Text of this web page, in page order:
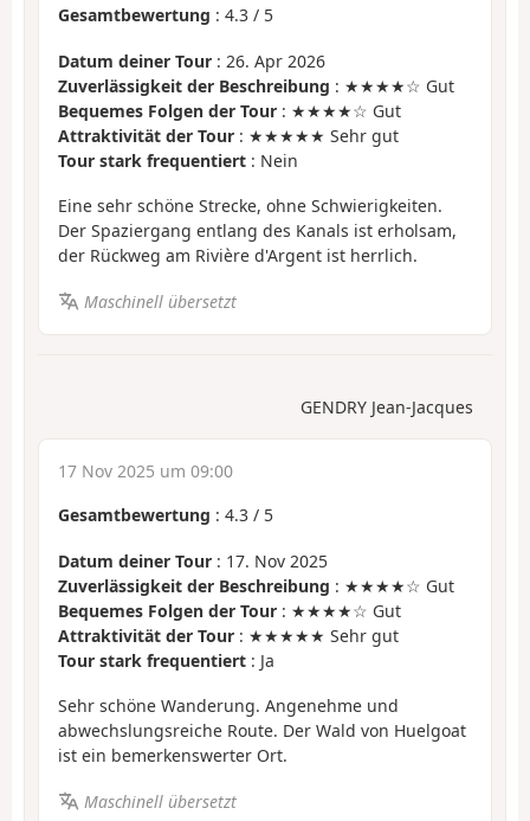
Gesamtbewertung : 4.3 / 5
Datum deiner Tour : 26. Apr 2026
Zuverlässigkeit der Beschreibung : ★★★★☆ Gut
Bequemes Folgen der Tour : ★★★★☆ Gut
Attraktivität der Tour : ★★★★★ Sehr gut
Tour stark frequentiert : Nein
Eine sehr schöne Strecke, ohne Schwierigkeiten.
Der Spaziergang entlang des Kanals ist erholsam,
der Rückweg am Rivière d'Argent ist herrlich.
Maschinell übersetzt
GENDRY Jean-Jacques
17 Nov 2025 um 09:00
Gesamtbewertung : 4.3 / 5
Datum deiner Tour : 17. Nov 2025
Zuverlässigkeit der Beschreibung : ★★★★☆ Gut
Bequemes Folgen der Tour : ★★★★☆ Gut
Attraktivität der Tour : ★★★★★ Sehr gut
Tour stark frequentiert : Ja
Sehr schöne Wanderung. Angenehme und
abwechslungsreiche Route. Der Wald von Huelgoat
ist ein bemerkenswerter Ort.
Maschinell übersetzt